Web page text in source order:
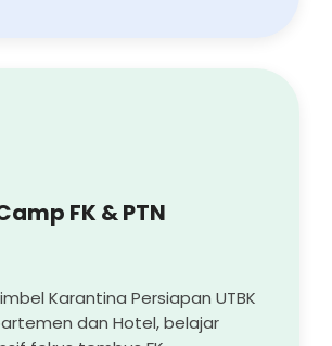
FK & PTN
Karantina Persiapan UTBK
dan Hotel, belajar